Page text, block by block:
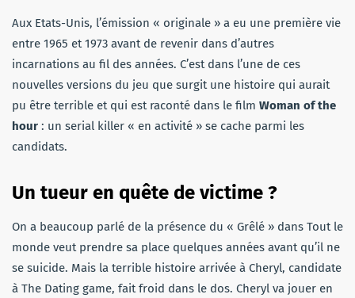
Aux Etats-Unis, l’émission « originale » a eu une première vie
entre 1965 et 1973 avant de revenir dans d’autres
incarnations au fil des années. C’est dans l’une de ces
nouvelles versions du jeu que surgit une histoire qui aurait
pu être terrible et qui est raconté dans le film Woman of the
hour : un serial killer « en activité » se cache parmi les
candidats.
Un tueur en quête de victime ?
On a beaucoup parlé de la présence du « Grêlé » dans Tout le
monde veut prendre sa place quelques années avant qu’il ne
se suicide. Mais la terrible histoire arrivée à Cheryl, candidate
à The Dating game, fait froid dans le dos. Cheryl va jouer en